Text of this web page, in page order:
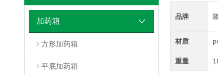
加药箱
方形加药箱
平底加药箱
品牌
材质
重量